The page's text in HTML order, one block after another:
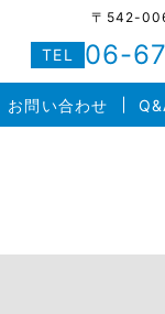
お問い合わせ
〒542-
TEL 06-